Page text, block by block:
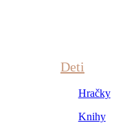
Deti
Hračky
Knihy